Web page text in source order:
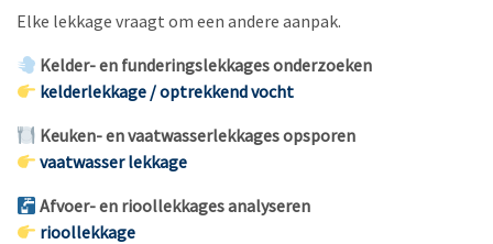
Elke lekkage vraagt om een andere aanpak.
Kelder- en funderingslekkages onderzoeken
kelderlekkage / optrekkend vocht
Keuken- en vaatwasserlekkages opsporen
vaatwasser lekkage
Afvoer- en rioollekkages analyseren
rioollekkage